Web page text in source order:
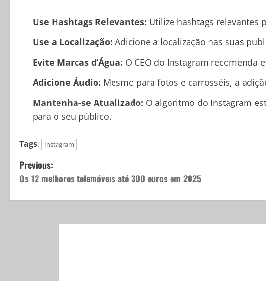
Use Hashtags Relevantes: Utilize hashtags relevantes
Use a Localização: Adicione a localização nas suas
Evite Marcas d’Água: O CEO do Instagram recomenda
Adicione Áudio: Mesmo para fotos e carrosséis, a
Mantenha-se Atualizado: O algoritmo do Instagram
para o seu público.
Tags: Instagram
Previous:
Os 12 melhores telemóveis até 300 euros em 2025